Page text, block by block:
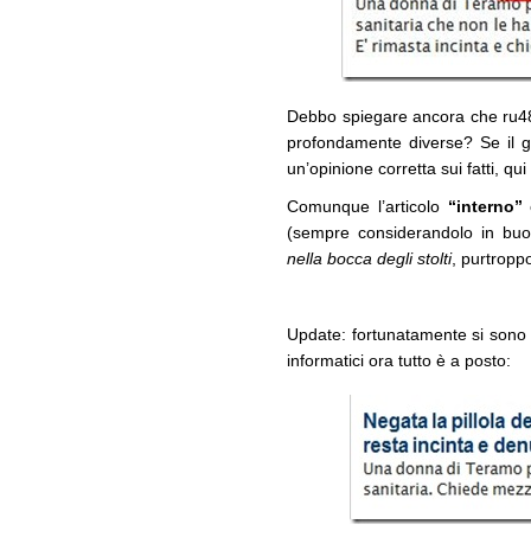
Debbo spiegare ancora che
profondamente diverse? Se il
un’opinione corretta sui fatti,
Comunque l’articolo “interno”
(sempre considerandolo in
nella bocca degli stolti,
Update: fortunatamente si
informatici ora tutto è a posto: